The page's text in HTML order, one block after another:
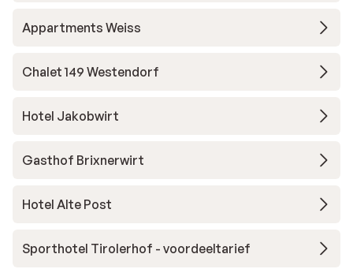
Appartments Weiss
Chalet 149 Westendorf
Hotel Jakobwirt
Gasthof Brixnerwirt
Hotel Alte Post
Sporthotel Tirolerhof - voordeeltarief